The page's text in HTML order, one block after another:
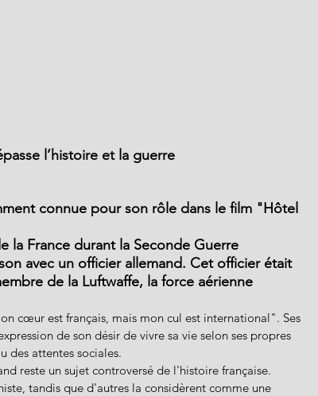
l’histoire et la guerre
connue pour son rôle dans le film "Hôtel
la France durant la Seconde Guerre
avec un officier allemand. Cet officier était
de la Luftwaffe, la force aérienne
cœur est français, mais mon cul est international". Ses
de son désir de vivre sa vie selon ses propres
des attentes sociales.
reste un sujet controversé de l'histoire française.
tandis que d'autres la considèrent comme une